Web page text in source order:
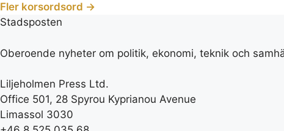
Fler korsordsord →
Stadsposten
Oberoende nyheter om politik, ekonomi, teknik och
Liljeholmen Press Ltd.
Office 501, 28 Spyrou Kyprianou Avenue
Limassol 3030